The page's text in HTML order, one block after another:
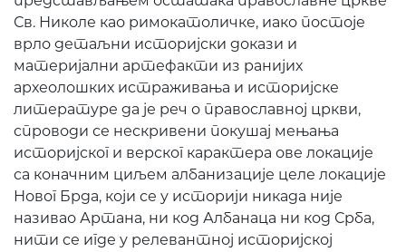
Св. Николе као римокатоличке, иако постоје
врло детаљни историјски докази и
материјални артефакти из ранијих
археолошких истраживања и историјске
литературе да је реч о православној цркви,
спроводи се нескривени покушај мењања
историјског и верског карактера ове локације
са коначним циљем албанизације целе локације
Новог Брда, који се у историји никада није
називао Артана, ни код Албанаца ни код Срба,
нити се игде у релевантној историјској